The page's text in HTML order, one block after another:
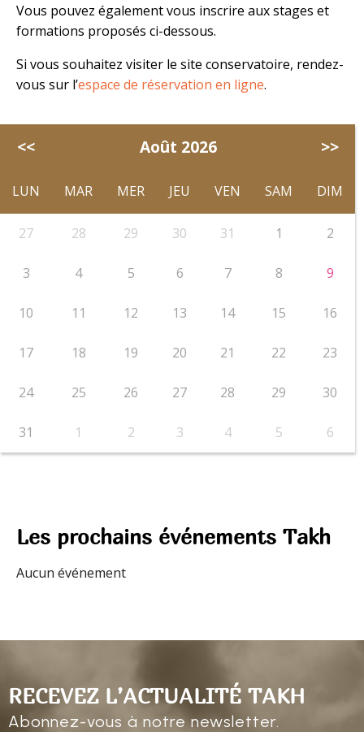
Vous pouvez également vous inscrire aux stages et
formations proposés ci-dessous.
Si vous souhaitez visiter le site conservatoire, rendez-
vous sur l’espace de réservation en ligne.
<< Août 2026 >>
LUN MAR MER JEU VEN SAM DIM
27 28 29 30 31 1 2
3 4 5 6 7 8 9
10 11 12 13 14 15 16
17 18 19 20 21 22 23
24 25 26 27 28 29 30
31 1 2 3 4 5 6
Les prochains événements Takh
Aucun événement
RECEVEZ L’ACTUALITÉ TAKH
Abonnez-vous à notre newsletter.